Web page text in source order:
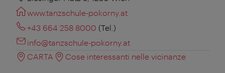
www.tanzschule-pokorny.at
+43 664 258 8000 (Tel.)
info@tanzschule-pokorny.at
CARTA
Cose interessanti nelle vicinanze